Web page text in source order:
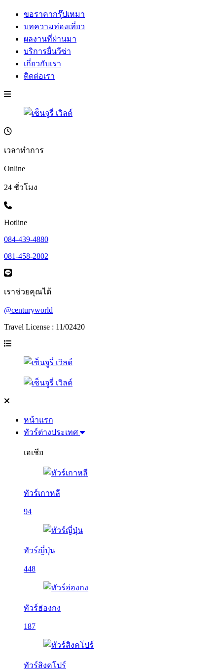
ขอราคากรุ๊ปเหมา
บทความท่องเที่ยว
ผลงานที่ผ่านมา
บริการยื่นวีซ่า
เกี่ยวกับเรา
ติดต่อเรา
เวลาทำการ
Online
24 ชั่วโมง
Hotline
084-439-4880
081-458-2802
เราช่วยคุณได้
@centuryworld
Travel License : 11/02420
หน้าแรก
ทัวร์ต่างประเทศ
เอเชีย
ทัวร์เกาหลี
94
ทัวร์ญี่ปุ่น
448
ทัวร์ฮ่องกง
187
ทัวร์สิงคโปร์